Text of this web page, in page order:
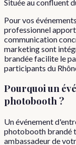
Située au confluent
Pour vos
professionnel
communication
marketing sont
brandée facilite le
participants du
Pourquoiun
photobooth ?
Un événement
photobooth brandé
ambassadeur de